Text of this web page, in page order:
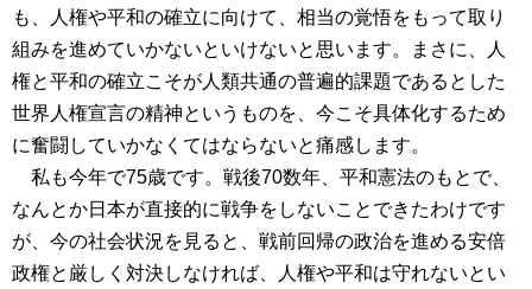
も、人権や平和の確立に向けて、相当の覚悟をもって取り
組みを進めていかないといけないと思います。まさに、人
権と平和の確立こそが人類共通の普遍的課題であるとした
世界人権宣言の精神というものを、今こそ具体化するため
に奮闘していかなくてはならないと痛感します。
私も今年で75歳です。戦後70数年、平和憲法のもとで、
なんとか日本が直接的に戦争をしないことできたわけです
が、今の社会状況を見ると、戦前回帰の政治を進める安倍
政権と厳しく対決しなければ、人権や平和は守れないとい